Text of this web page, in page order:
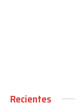
Recientes